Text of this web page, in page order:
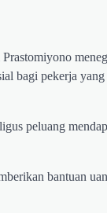
bagi pekerja
peluang
bantuan